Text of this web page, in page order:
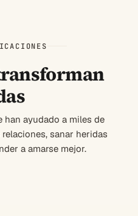
ayudado a miles de
sanar heridas
a amarse mejor.